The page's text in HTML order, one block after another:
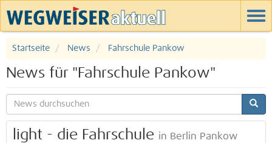
Startseite News Fahrschule Pankow
News für "Fahrschule Pankow"
light - die Fahrschule in Berlin Pankow